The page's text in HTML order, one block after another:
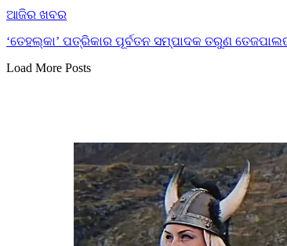
ଆଜିର ଖବର
‘ତେହଲ୍‌କା’ ପତ୍ରିକାର ପୂର୍ବତନ ସମ୍ପାଦକ ତରୁଣ
Load More Posts